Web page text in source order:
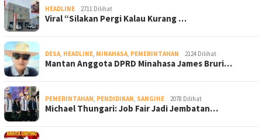
HEADLINE 2711 Dilihat
Viral “Silakan Pergi Kalau Kurang …
DESA, HEADLINE, MINAHASA, PEMERINTAHAN 2124 Dilihat
Mantan Anggota DPRD Minahasa James Bruri…
PEMERINTAHAN, PENDIDIKAN, SANGIHE 2078 Dilihat
Michael Thungari: Job Fair Jadi Jembatan…